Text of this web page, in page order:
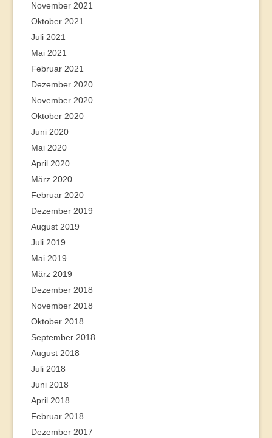
November 2021
Oktober 2021
Juli 2021
Mai 2021
Februar 2021
Dezember 2020
November 2020
Oktober 2020
Juni 2020
Mai 2020
April 2020
März 2020
Februar 2020
Dezember 2019
August 2019
Juli 2019
Mai 2019
März 2019
Dezember 2018
November 2018
Oktober 2018
September 2018
August 2018
Juli 2018
Juni 2018
April 2018
Februar 2018
Dezember 2017